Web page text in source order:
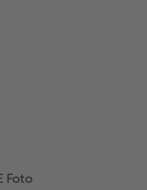
Foto